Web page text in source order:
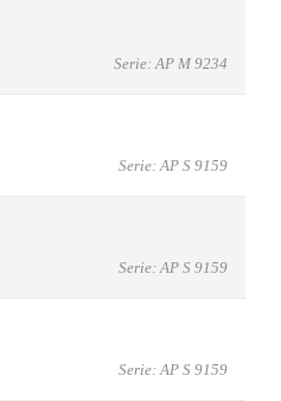
Serie: AP M 9234
Serie: AP S 9159
Serie: AP S 9159
Serie: AP S 9159